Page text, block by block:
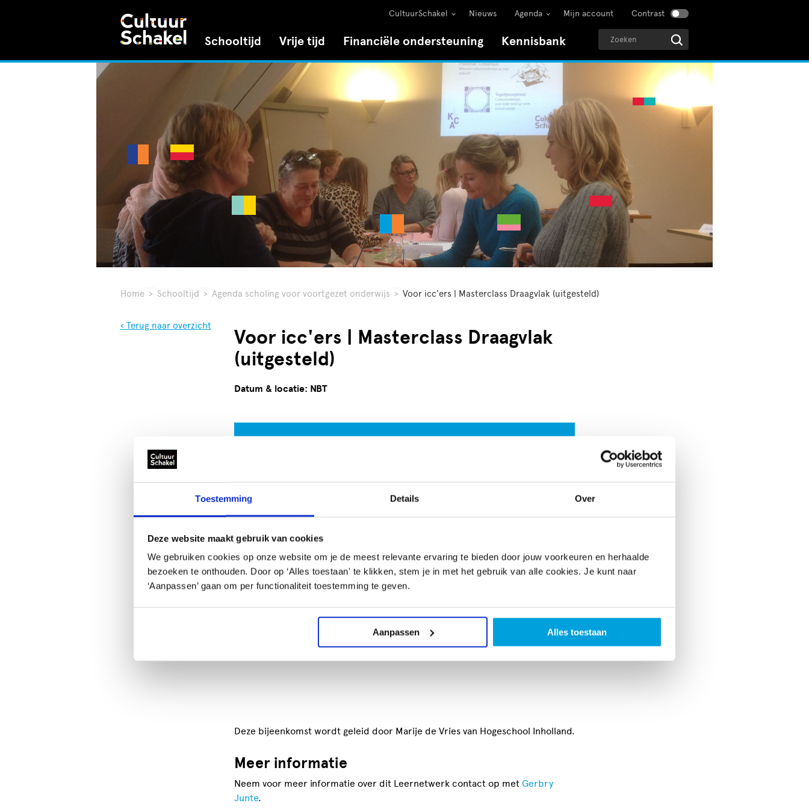
Toestemming Details Over
Deze website maakt gebruik van cookies
We gebruiken cookies op onze website om je de meest relevante ervaring te bieden door jouw voorkeuren en herhaalde
bezoeken te onthouden. Door op ‘Alles toestaan' te klikken, stem je in met het gebruik van alle cookies. Je kunt naar
‘Aanpassen’ gaan om per functionaliteit toestemming te geven.
Aanpassen Alles toestaan
CultuurSchakel Nieuws Agenda Mijn account Contrast
Schooltijd Vrije tijd Financiële ondersteuning Kennisbank
Home > Schooltijd > Agenda scholing voor voortgezet onderwijs > Voor icc'ers | Masterclass Draagvlak (uitgesteld)
‹ Terug naar overzicht
Voor icc'ers | Masterclass Draagvlak
(uitgesteld)
Datum & locatie: NBT
Omschrijving
hiermee in aanraking te brengen. Dat is niet voor iedereen in je team zo
vanzelfsprekend. Wil jij werken aan het draagvlak hiervoor binnen je team?
Kom dan naar de Masterclass Draagvlak van Marije de Vries.
In deze bijeenkomst ontdek je hoe je het draagvlak voor cultuuronderwijs kunt
vergroten en welke rol jij hierin als icc’er hebt. Je krijgt inzicht in waar het
gebrek aan draagvlak vandaan komt en hoe je je collega’s kunt overtuigen. Er
worden met elkaar 10 gouden tips geformuleerd en daarbij krijg je de nodige
theoretische achtergrond.
Deze bijeenkomst wordt geleid door Marije de Vries van Hogeschool Inholland.
Meer informatie
Neem voor meer informatie over dit Leernetwerk contact op met Gerbry
Junte.